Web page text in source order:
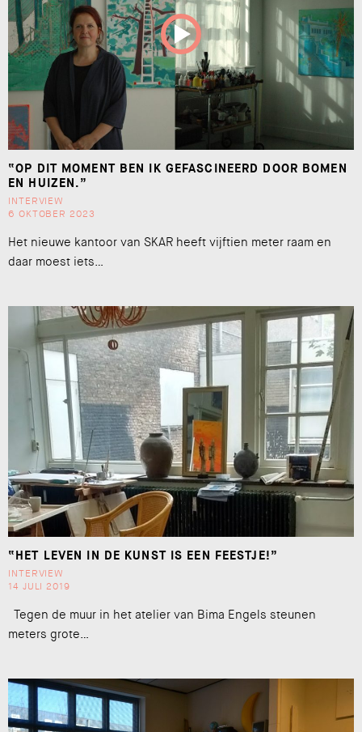
“OP DIT MOMENT BEN IK GEFASCINEERD DOOR BOMEN
EN HUIZEN.”
INTERVIEW
6 OKTOBER 2023
Het nieuwe kantoor van SKAR heeft vijftien meter raam en
daar moest iets…
“HET LEVEN IN DE KUNST IS EEN FEESTJE!”
INTERVIEW
14 JULI 2019
Tegen de muur in het atelier van Bima Engels steunen
meters grote…